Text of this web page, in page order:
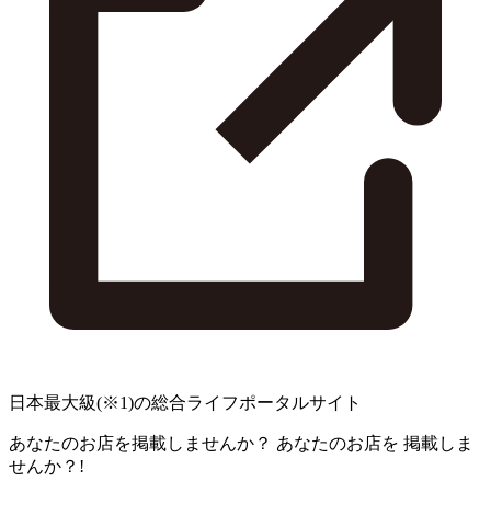
日本最大級(※1)の総合ライフポータルサイト
あなたのお店を掲載しませんか？ あなたのお店を 掲載しま
せんか？!